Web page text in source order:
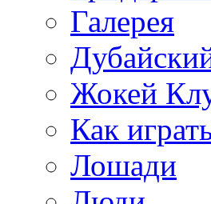
Галерея
Жокей
Как
Лошади